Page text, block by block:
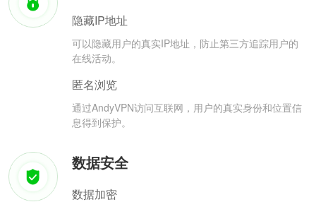
隐藏IP地址
可以隐藏用户的真实IP地址，防止第三方追踪用户的
在线活动。
匿名浏览
通过AndyVPN访问互联网，用户的真实身份和位置信
息得到保护。
数据安全
数据加密